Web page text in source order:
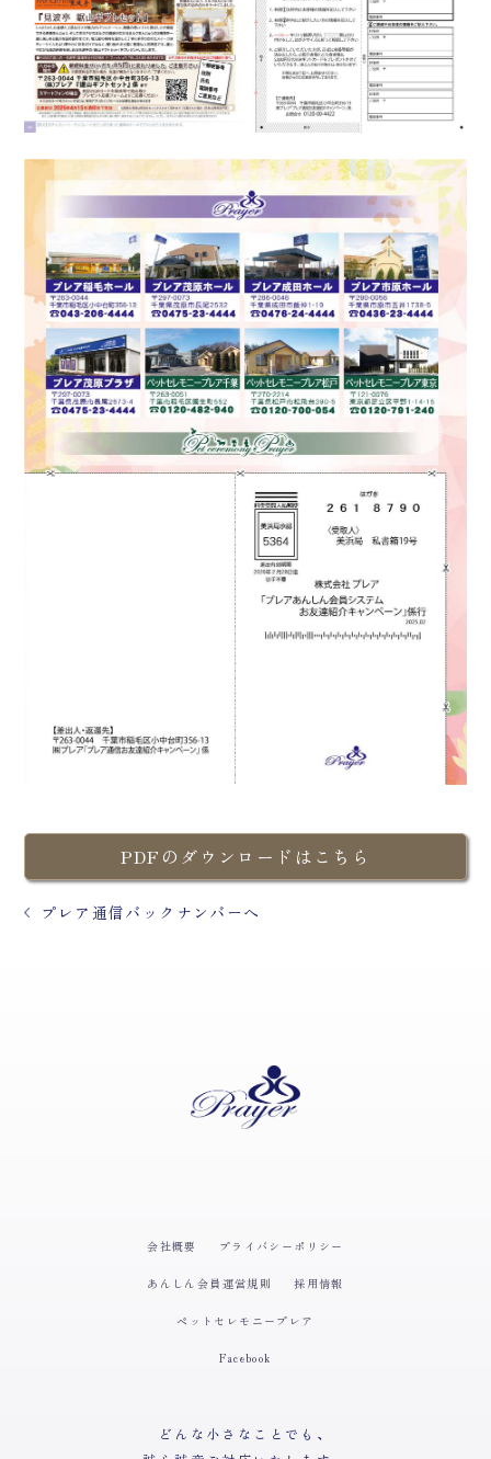
PDFのダウンロードはこちら
プレア通信バックナンバーへ
会社概要 プライバシーポリシー
あんしん会員運営規則 採用情報
ペットセレモニープレア
Facebook
どんな小さなことでも、